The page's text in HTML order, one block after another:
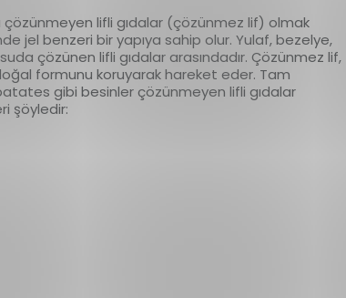
lifli gıdalar (çözünmez lif) olmak
jel benzeri bir yapıya sahip olur. Yulaf, bezelye,
çözünen lifli gıdalar arasındadır. Çözünmez lif,
formunu koruyarak hareket eder. Tam
gibi besinler çözünmeyen lifli gıdalar
şöyledir: